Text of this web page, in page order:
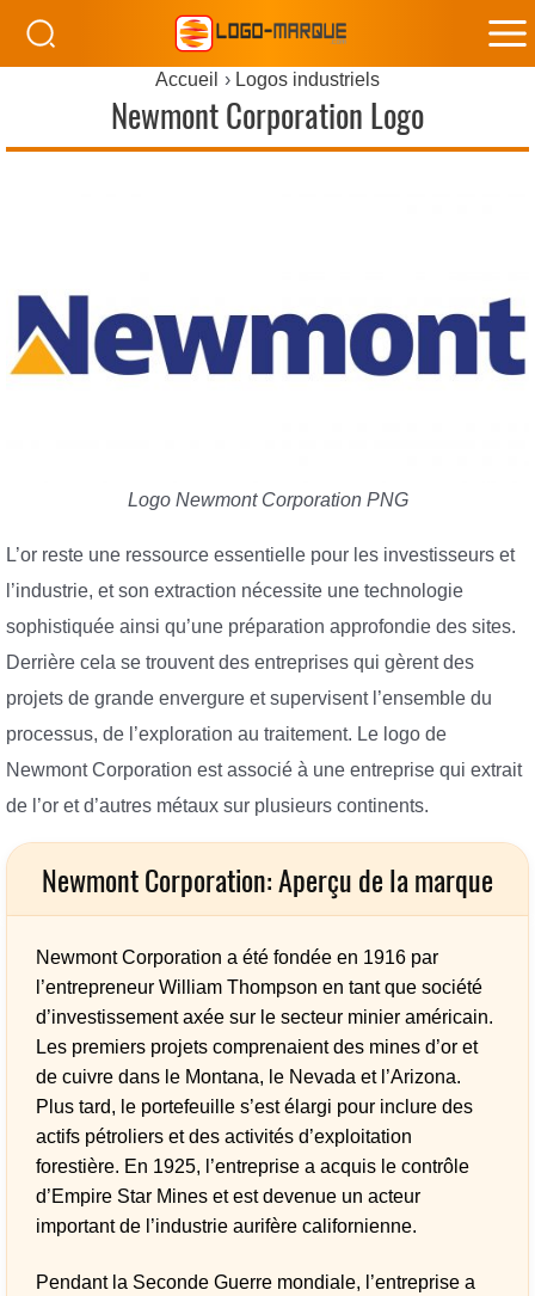
Accueil Logos industriels
Newmont Corporation Logo
Logo Newmont Corporation PNG
L’or reste une ressource essentielle pour les investisseurs et
l’industrie, et son extraction nécessite une technologie
sophistiquée ainsi qu’une préparation approfondie des sites.
Derrière cela se trouvent des entreprises qui gèrent des
projets de grande envergure et supervisent l’ensemble du
processus, de l’exploration au traitement. Le logo de
Newmont Corporation est associé à une entreprise qui extrait
de l’or et d’autres métaux sur plusieurs continents.
Newmont Corporation: Aperçu de la marque
Newmont Corporation a été fondée en 1916 par
l’entrepreneur William Thompson en tant que société
d’investissement axée sur le secteur minier américain.
Les premiers projets comprenaient des mines d’or et
de cuivre dans le Montana, le Nevada et l’Arizona.
Plus tard, le portefeuille s’est élargi pour inclure des
actifs pétroliers et des activités d’exploitation
forestière. En 1925, l’entreprise a acquis le contrôle
d’Empire Star Mines et est devenue un acteur
important de l’industrie aurifère californienne.
Pendant la Seconde Guerre mondiale, l’entreprise a